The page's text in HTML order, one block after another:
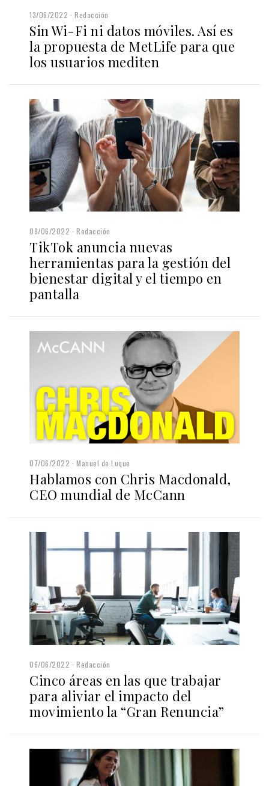
13/06/2022 Redacción
Sin Wi-Fi ni datos móviles. Así es
la propuesta de MetLife para que
los usuarios mediten
09/06/2022 Redacción
TikTok anuncia nuevas
herramientas para la gestión del
bienestar digital y el tiempo en
pantalla
07/06/2022 Manuel de Luque
Hablamos con Chris Macdonald,
CEO mundial de McCann
06/06/2022 Redacción
Cinco áreas en las que trabajar
para aliviar el impacto del
movimiento la “Gran Renuncia”